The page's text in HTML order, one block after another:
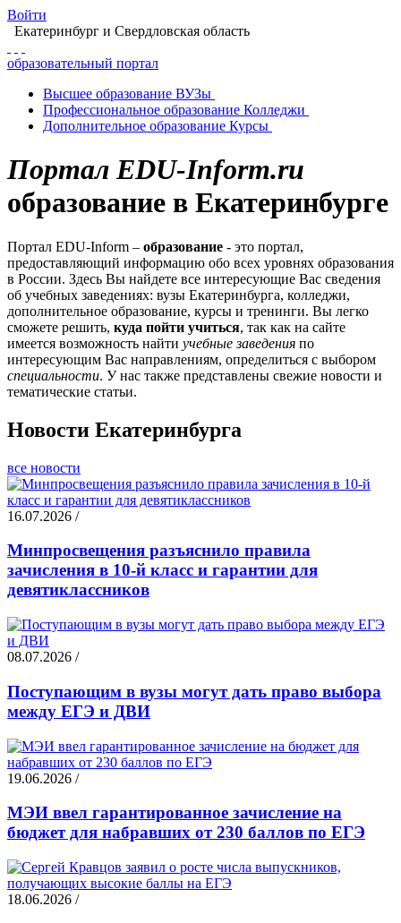
Войти
Екатеринбург и Свердловская область
образовательный портал
Высшее образование ВУЗы
Профессиональное образование Колледжи
Дополнительное образование Курсы
Портал EDU-Inform.ru
образование в Екатеринбурге
Портал EDU-Inform – образование - это портал,
предоставляющий информацию обо всех уровнях образования
в России. Здесь Вы найдете все интересующие Вас сведения
об учебных заведениях: вузы Екатеринбурга, колледжи,
дополнительное образование, курсы и тренинги. Вы легко
сможете решить, куда пойти учиться, так как на сайте
имеется возможность найти учебные заведения по
интересующим Вас направлениям, определиться с выбором
специальности. У нас также представлены свежие новости и
тематические статьи.
Новости Екатеринбурга
все новости
16.07.2026 /
Минпросвещения разъяснило правила
зачисления в 10-й класс и гарантии для
девятиклассников
08.07.2026 /
Поступающим в вузы могут дать право выбора
между ЕГЭ и ДВИ
19.06.2026 /
МЭИ ввел гарантированное зачисление на
бюджет для набравших от 230 баллов по ЕГЭ
18.06.2026 /